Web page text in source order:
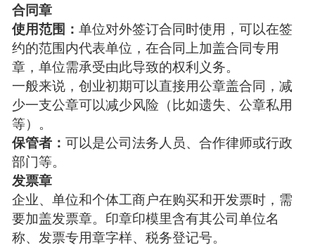
合同章
使用范围： 单位对外签订合同时使用，可以在签
约的范围内代表单位，在合同上加盖合同专用
章，单位需承受由此导致的权利义务。
一般来说，创业初期可以直接用公章盖合同，减
少一支公章可以减少风险（比如遗失、公章私用
等）。
保管者： 可以是公司法务人员、合作律师或行政
部门等。
发票章
企业、单位和个体工商户在购买和开发票时，需
要加盖发票章。印章印模里含有其公司单位名
称、发票专用章字样、税务登记号。